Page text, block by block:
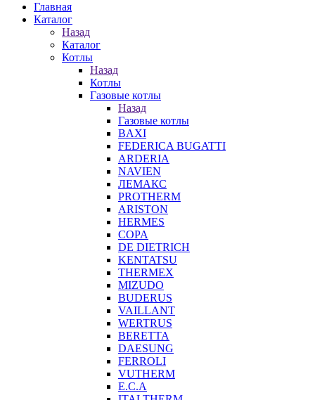
Главная
Каталог
Назад
Каталог
Котлы
Назад
Котлы
Газовые котлы
Назад
Газовые котлы
BAXI
FEDERICA BUGATTI
ARDERIA
NAVIEN
ЛЕМАКС
PROTHERM
ARISTON
HERMES
COPA
DE DIETRICH
KENTATSU
THERMEX
MIZUDO
BUDERUS
VAILLANT
WERTRUS
BERETTA
DAESUNG
FERROLI
VUTHERM
E.C.A